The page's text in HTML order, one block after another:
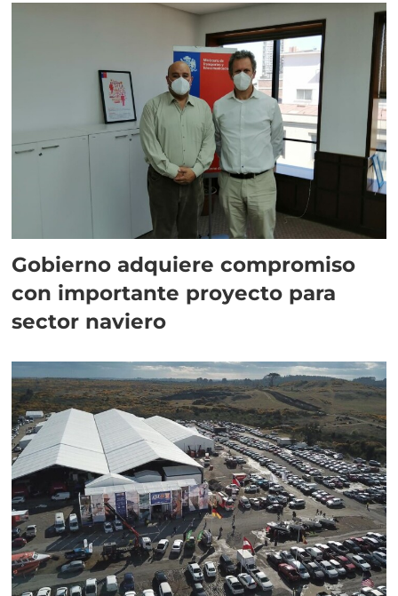
Gobierno adquiere compromiso
con importante proyecto para
sector naviero